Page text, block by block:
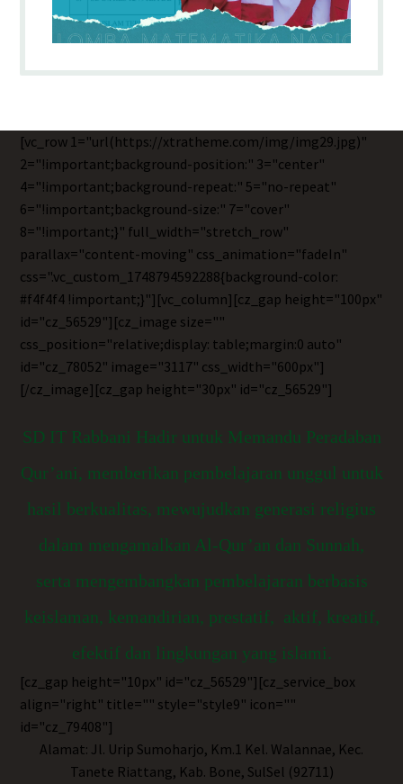
[vc_row 1="url(https://xtratheme.com/img/img29.jpg)"
2="!important;background-position:" 3="center"
4="!important;background-repeat:" 5="no-repeat"
6="!important;background-size:" 7="cover"
8="!important;}" full_width="stretch_row"
parallax="content-moving" css_animation="fadeIn"
css=".vc_custom_1748794592288{background-color:
#f4f4f4 !important;}"][vc_column][cz_gap height="100px"
id="cz_56529"][cz_image size=""
css_position="relative;display: table;margin:0 auto"
id="cz_78052" image="3117" css_width="600px"]
[/cz_image][cz_gap height="30px" id="cz_56529"]
SD IT Rabbani Hadir untuk Memandu Peradaban
Qur’ani, memberikan pembelajaran unggul untuk
hasil berkualitas, mewujudkan generasi religius
dalam mengamalkan Al-Qur’an dan Sunnah,
serta mengembangkan pembelajaran berbasis
keislaman, kemandirian, prestatif, aktif, kreatif,
efektif dan lingkungan yang islami.
[cz_gap height="10px" id="cz_56529"][cz_service_box
align="right" title="" style="style9" icon=""
id="cz_79408"]
Alamat: Jl. Urip Sumoharjo, Km.1 Kel. Walannae, Kec.
Tanete Riattang, Kab. Bone, SulSel (92711)